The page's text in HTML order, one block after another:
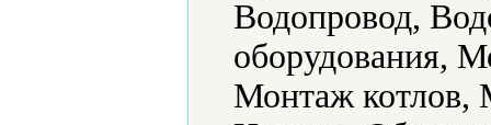
Водопровод,
оборудования,
Монтаж котлов,